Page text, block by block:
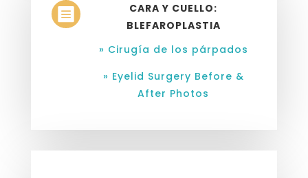

CARA Y CUELLO:
BLEFAROPLASTIA
» Cirugía de los párpados
» Eyelid Surgery Before &
After Photos